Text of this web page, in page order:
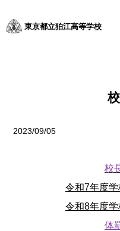
東京都立狛江高等学校
2023/09/05
校
令和7年度
令和8年度
体